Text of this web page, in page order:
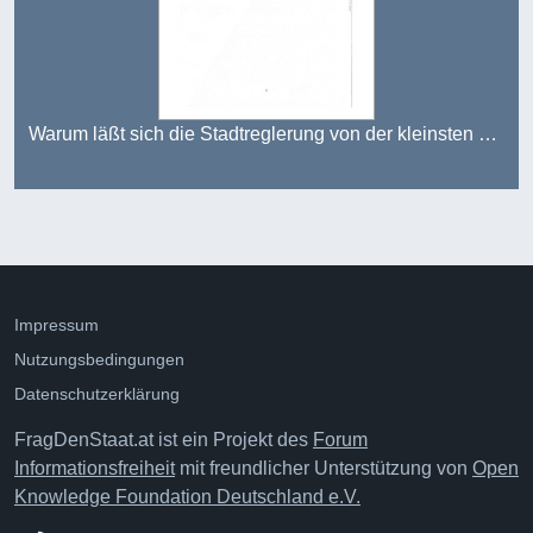
Warum läßt sich die Stadtreglerung von der kleinsten Partei. in Österreich terrorisiern.
Impressum
Nutzungsbedingungen
Datenschutzerklärung
FragDenStaat.at ist ein Projekt des Forum
Informationsfreiheitmit freundlicher Unterstützung von Open
Knowledge Foundation Deutschland e.V.